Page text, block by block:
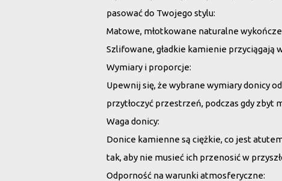
pasować do Twojego stylu:
Matowe, młotkowane naturalne
Szlifowane, gładkie kamienie przyciągają
Wymiary i proporcje:
Upewnij się, że wybrane wymiary donicy
przytłoczyć przestrzeń, podczas gdy zbyt
Waga donicy:
Donice kamienne są ciężkie, co jest
tak, aby nie musieć ich przenosić w
Odporność na warunki atmosferyczne: